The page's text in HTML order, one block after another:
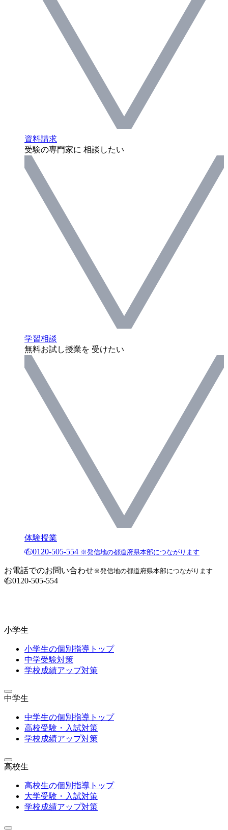
資料請求
受験の専門家に 相談したい
学習相談
無料お試し授業を 受けたい
体験授業
0120-505-554 ※発信地の都道府県本部につながります
お電話でのお問い合わせ※発信地の都道府県本部につながります
0120-505-554
小学生
小学生の個別指導トップ
中学受験対策
学校成績アップ対策
中学生
中学生の個別指導トップ
高校受験・入試対策
学校成績アップ対策
高校生
高校生の個別指導トップ
大学受験・入試対策
学校成績アップ対策